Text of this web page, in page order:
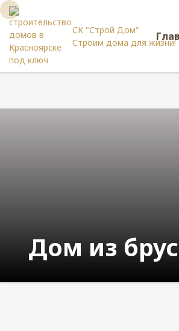
СК "Строй Дом"
Строим дома для жизни!
Дом из